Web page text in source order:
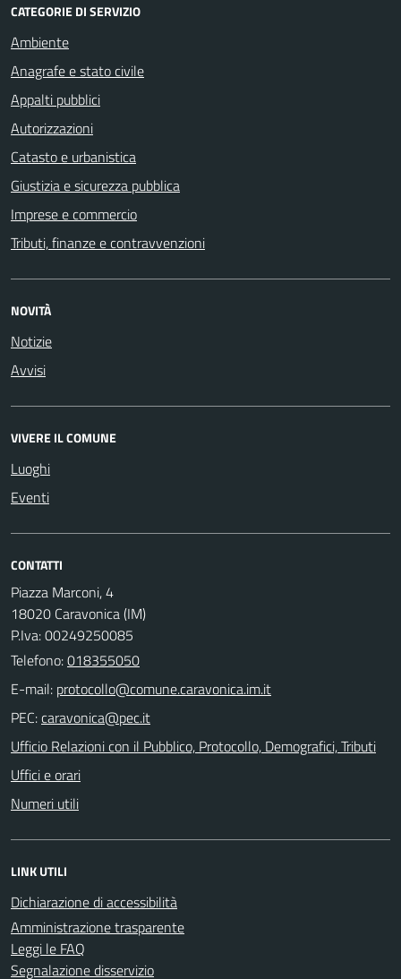
CATEGORIE DI SERVIZIO
Ambiente
Anagrafe e stato civile
Appalti pubblici
Autorizzazioni
Catasto e urbanistica
Giustizia e sicurezza pubblica
Imprese e commercio
Tributi, finanze e contravvenzioni
NOVITÀ
Notizie
Avvisi
VIVERE IL COMUNE
Luoghi
Eventi
CONTATTI
Piazza Marconi, 4
18020 Caravonica (IM)
P.Iva: 00249250085
Telefono:018355050
E-mail:
PEC:
Ufficio Relazioni con il Pubblico, Protocollo, Demografici, Tributi
Uffici e orari
Numeri utili
LINK UTILI
Dichiarazione di accessibilità
Amministrazione trasparente
Leggi le FAQ
Segnalazione disservizio